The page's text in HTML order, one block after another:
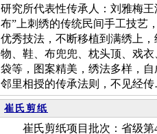
研究所代表性传承人：刘雅梅
布”上刺绣的传统民间手工技艺
优秀技法，不断移植到满绣上
物、鞋、布兜兜、枕头顶、戏
袋等，图案精美，绣法多样，
邻里相授的传承法则，不见经
崔氏剪纸
崔氏剪纸项目批次：省级第4